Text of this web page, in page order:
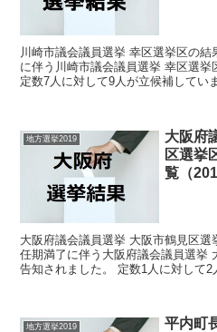
川崎市議会議員選挙 幸区選挙区の
に伴う川崎市議会議員選挙 幸区選挙
定数7人に対して9人が立候補してい
地方選挙2019
大阪府
区選挙
覧（
大阪府議会議員選挙 大阪市鶴見区
任期満了に伴う大阪府議会議員選挙
告知されました。 定数1人に対して2
地方選挙2019
平内町